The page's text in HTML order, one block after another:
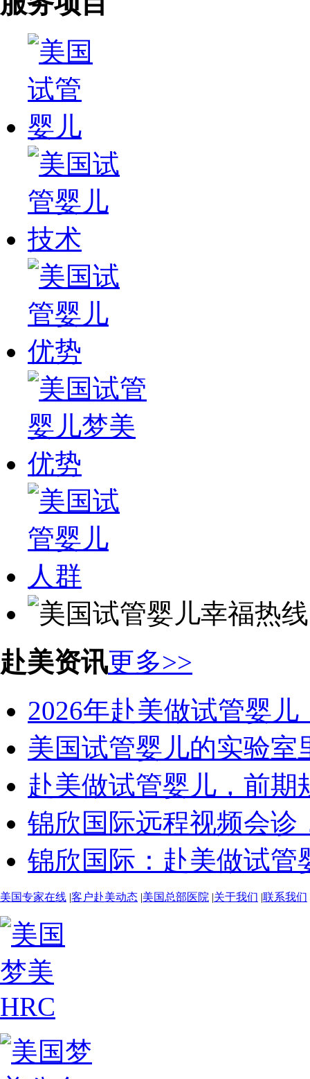
赴美资讯更多>>
2026年赴美做试管婴儿
美国试管婴儿的实验室
赴美做试管婴儿，前期
锦欣国际远程视频会诊
锦欣国际：赴美做试管
美国专家在线 |客户赴美动态 |美国总部医院 |关于我们 |联系我们